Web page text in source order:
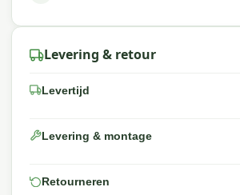
Levering & retour
Levertijd
Levering & montage
Retourneren